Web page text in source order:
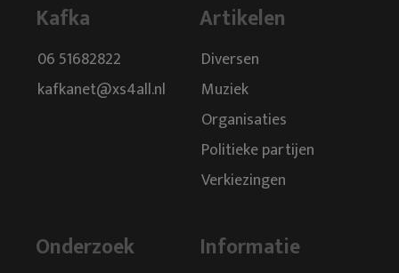
Kafka
06 51682822
kafkanet@xs4all.nl
Artikelen
Diversen
Muziek
Organisaties
Politieke partijen
Verkiezingen
Onderzoek Informatie